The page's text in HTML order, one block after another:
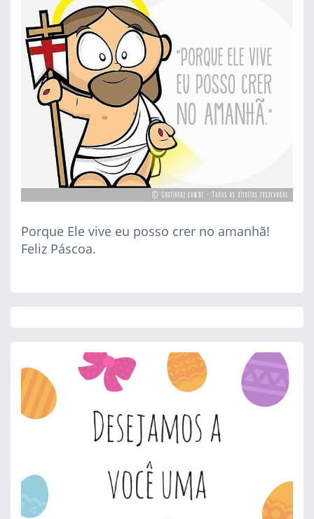
Porque Ele vive eu posso crer no amanhã!
Feliz Páscoa.